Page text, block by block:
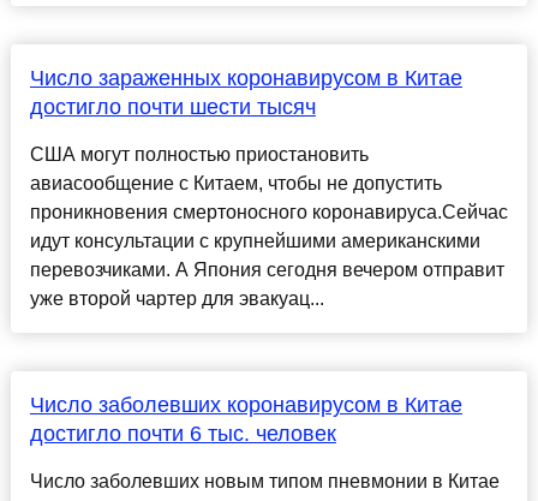
Число зараженных коронавирусом в Китае
достигло почти шести тысяч
США могут полностью приостановить
авиасообщение с Китаем, чтобы не допустить
проникновения смертоносного коронавируса.Сейчас
идут консультации с крупнейшими американскими
перевозчиками. А Япония сегодня вечером отправит
уже второй чартер для эвакуац...
Число заболевших коронавирусом в Китае
достигло почти 6 тыс. человек
Число заболевших новым типом пневмонии в Китае